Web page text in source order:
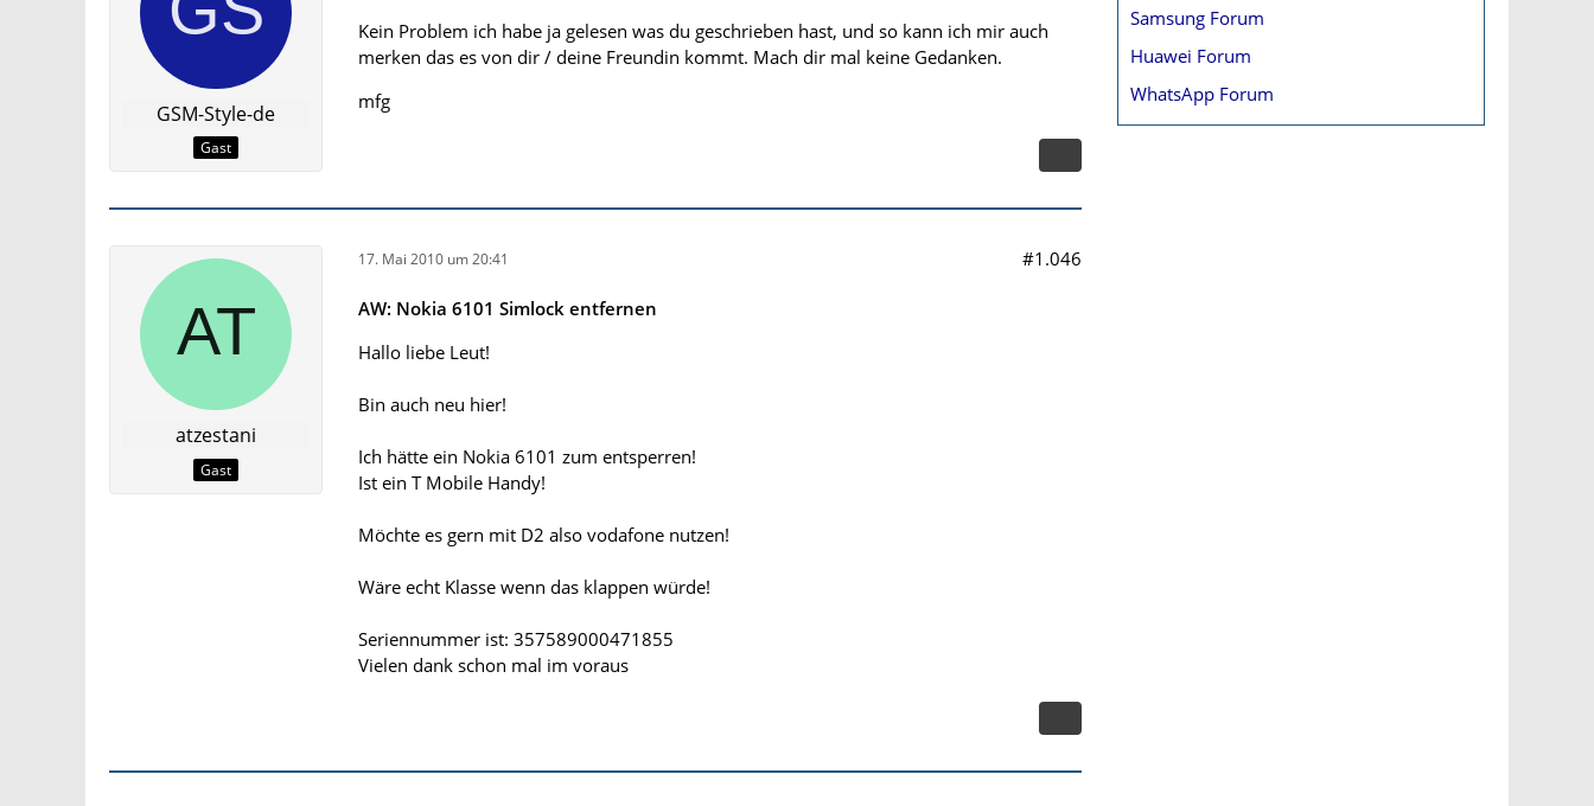
GSM-Style-de
Gast
Kein Problem ich habe ja gelesen was du geschrieben hast, und so kann ich mir auch
merken das es von dir / deine Freundin kommt. Mach dir mal keine Gedanken.
mfg
atzestani
Gast
17. Mai 2010 um 20:41 #1.046
AW: Nokia 6101 Simlock entfernen
Hallo liebe Leut!
Bin auch neu hier!
Ich hätte ein Nokia 6101 zum entsperren!
Ist ein T Mobile Handy!
Möchte es gern mit D2 also vodafone nutzen!
Wäre echt Klasse wenn das klappen würde!
Seriennummer ist: 357589000471855
Vielen dank schon mal im voraus
Samsung Forum
Huawei Forum
WhatsApp Forum